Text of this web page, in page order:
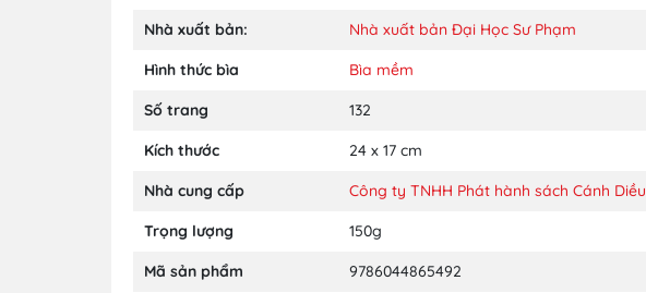
Nhà xuất bản: Nhà xuất bản Đại Học Sư Phạm
Hình thức bìa Bìa mềm
Số trang 132
Kích thước 24 x 17 cm
Nhà cung cấp Công ty TNHH Phát hành sách Cánh Diều
Trọng lượng 150g
Mã sản phẩm 9786044865492